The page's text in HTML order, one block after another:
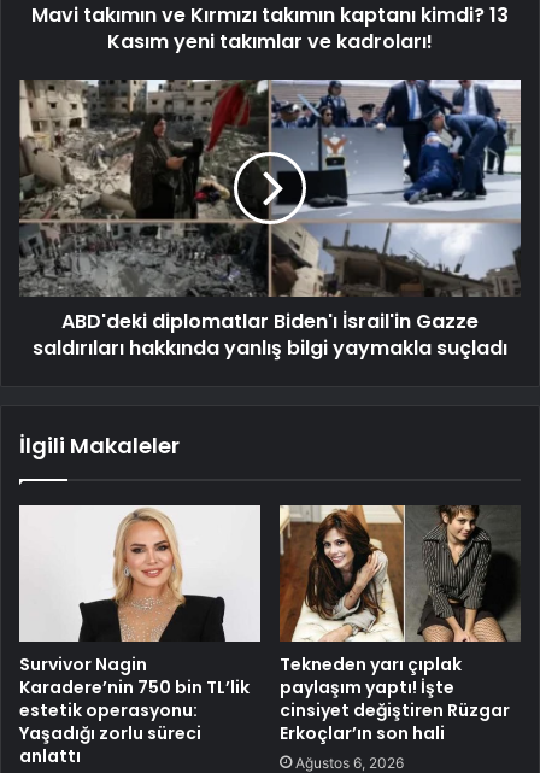
Mavi takımın ve Kırmızı takımın kaptanı kimdi? 13
Kasım yeni takımlar ve kadroları!
ABD'deki diplomatlar Biden'ı İsrail'in Gazze
saldırıları hakkında yanlış bilgi yaymakla suçladı
İlgili Makaleler
Survivor Nagin
Karadere’nin 750 bin TL’lik
estetik operasyonu:
Yaşadığı zorlu süreci
anlattı
Tekneden yarı çıplak
paylaşım yaptı! İşte
cinsiyet değiştiren Rüzgar
Erkoçlar’ın son hali
Ağustos 6, 2026